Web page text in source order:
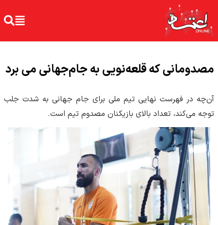
مصدومانی که قلعه‌نویی به جام‌جهانی می برد
آن‌چه در فهرست نهایی تیم ملی برای جام جهانی به شدت جلب
توجه می‌کند، تعداد بالای بازیکنان مصدوم تیم است.